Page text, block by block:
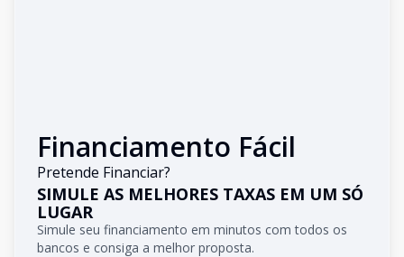
Financiamento Fácil
Pretende Financiar?
SIMULE AS MELHORES TAXAS EM UM SÓ
LUGAR
Simule seu financiamento em minutos com todos os
bancos e consiga a melhor proposta.